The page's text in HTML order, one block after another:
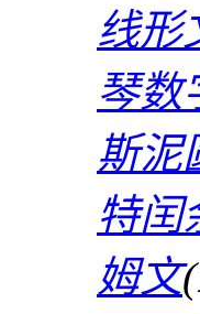
线形
琴数
斯泥
特闰
姆文(